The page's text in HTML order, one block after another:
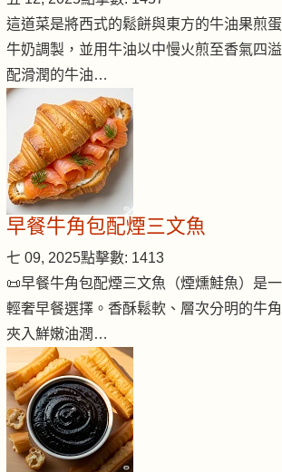
這道菜是將西式的鬆餅與東方的牛油果煎
牛奶調製，並用牛油以中慢火煎至香氣四
配滑潤的牛油…
早餐牛角包配煙三文魚
七 09, 2025點擊數: 1413
📜早餐牛角包配煙三文魚（煙燻鮭魚）是
輕奢早餐選擇。香酥鬆軟、層次分明的牛
夾入鮮嫩油潤…